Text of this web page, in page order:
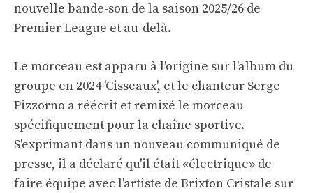
nouvelle bande-son de la saison 2025/26 de
Premier League et au-delà.
Le morceau est apparu à l'origine sur l'album du
groupe en 2024 'Cisseaux', et le chanteur Serge
Pizzorno a réécrit et remixé le morceau
spécifiquement pour la chaîne sportive.
S'exprimant dans un nouveau communiqué de
presse, il a déclaré qu'il était «électrique» de
faire équipe avec l'artiste de Brixton Cristale sur